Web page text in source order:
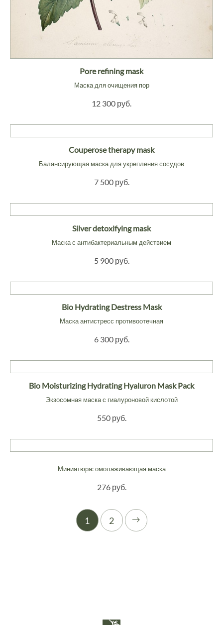
Pore refining mask
Маска для очищения пор
12 300 руб.
Couperose therapy mask
Балансирующая маска для укрепления сосудов
7 500 руб.
Silver detoxifying mask
Маска с антибактериальным действием
5 900 руб.
Bio Hydrating Destress Mask
Маска антистресс противоотечная
6 300 руб.
Bio Moisturizing Hydrating Hyaluron Mask Pack
Экзосомная маска с гиалуроновой кислотой
550 руб.
Миниатюра: омолаживающая маска
276 руб.
1 2